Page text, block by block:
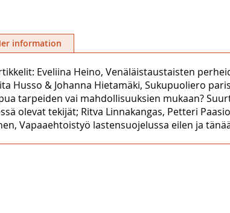
Eveliina Heino, Venäläistaustaisten
Husso & Johanna Hietamäki, Sukupuoliero
tarpeiden vai mahdollisuuksien mukaan?
olevat tekijät; Ritva Linnakangas, Petteri
Vapaaehtoistyö lastensuojelussa eilen ja
information